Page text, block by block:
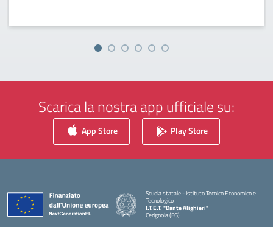
Scarica la nostra app ufficiale su:
App Store Play Store
Scuola statale - Istituto Tecnico Economico e
Tecnologico
I.T.E.T. "Dante Alighieri"
Cerignola (FG)
— Visita la pagina iniziale della scuola